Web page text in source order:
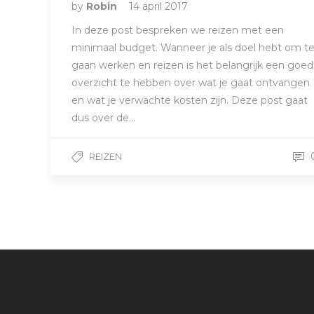
by Robin
14 april 2017
In deze post bespreken we reizen met een
minimaal budget. Wanneer je als doel hebt om te
gaan werken en reizen is het belangrijk een goed
overzicht te hebben over wat je gaat ontvangen
en wat je verwachte kosten zijn. Deze post gaat
dus over de…
REIZEN